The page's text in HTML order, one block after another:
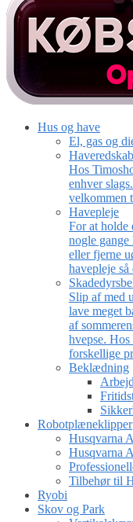
Hus og have
El, gas og
Hos
enhver
velkommen
Havepleje
For at holde
nogle
eller fjerne
havepleje
Slip af med
lave meget
af
hvepse.
forskellige
Beklædning
Robotplæneklipper
Husqvarna
Husqvarna
Tilbehør til
Ryobi
Skov og Park